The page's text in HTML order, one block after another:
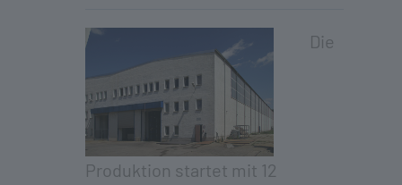
Die
Produktion startet mit 12